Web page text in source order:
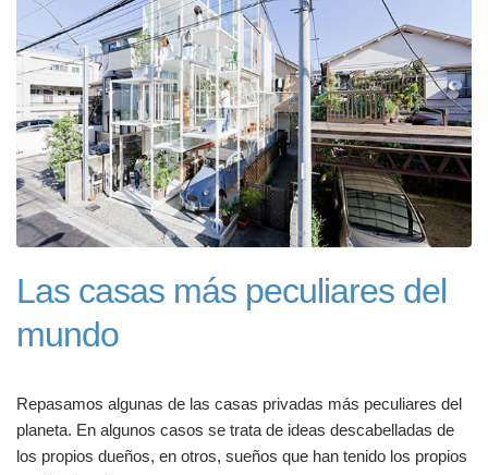
Las casas más peculiares del
mundo
Repasamos algunas de las casas privadas más peculiares del
planeta. En algunos casos se trata de ideas descabelladas de
los propios dueños, en otros, sueños que han tenido los propios